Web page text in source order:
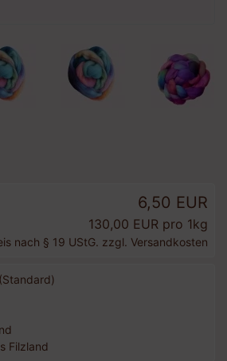
6,50 EUR
130,00 EUR pro 1kg
nach § 19 UStG. zzgl. Versandkosten
Filzland